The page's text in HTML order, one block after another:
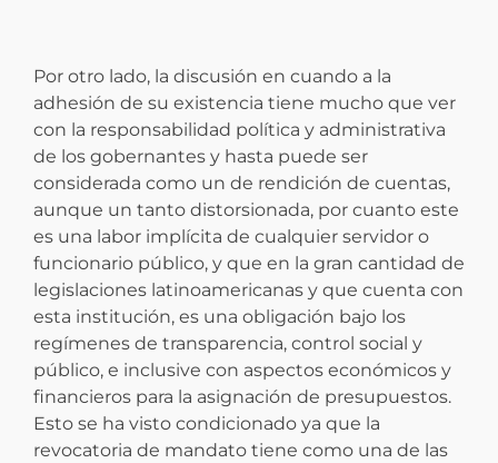
Por otro lado, la discusión en cuando a la
adhesión de su existencia tiene mucho que ver
con la responsabilidad política y administrativa
de los gobernantes y hasta puede ser
considerada como un de rendición de cuentas,
aunque un tanto distorsionada, por cuanto este
es una labor implícita de cualquier servidor o
funcionario público, y que en la gran cantidad de
legislaciones latinoamericanas y que cuenta con
esta institución, es una obligación bajo los
regímenes de transparencia, control social y
público, e inclusive con aspectos económicos y
financieros para la asignación de presupuestos.
Esto se ha visto condicionado ya que la
revocatoria de mandato tiene como una de las